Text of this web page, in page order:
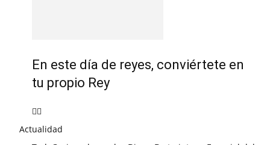
En este día de reyes, conviértete en
tu propio Rey
Actualidad